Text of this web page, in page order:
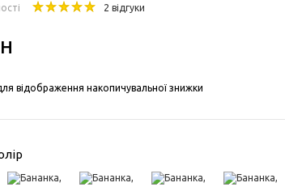
2 відгуки
відображення накопичувальної знижки